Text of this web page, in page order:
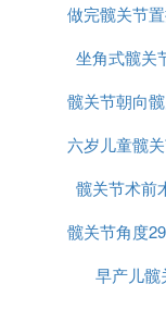
孩子
做完髋关节
能学
坐角式髋关
髋关节朝向
六岁儿童髋
髋关节术前
髋关节角度
支架
早产儿髋